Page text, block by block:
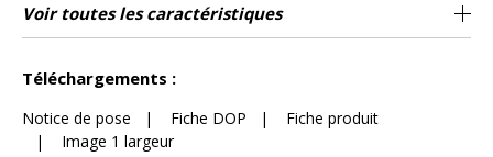
Largeur d’un
rouleau
70 cm / 28 inches
Longueur Vendu au rouleau de 10.05m / 11 yards
Raccord Raccord libre
Rapport
Vertical
0cm / 0 pouces
Poids g/m² 440
Description
produit
Texture rayure naturelle laminée
Entretien Lessivable
Pose colle Encollage du mur
Dépose Arrachage à sec
Norme COV A+
ASTME84 Class A
Norme
euroclass
B s2 d0
Pays d'origine Italie
Voir toutes les caractéristiques
Téléchargements :
Notice de pose | Fiche DOP |
Fiche produit
| Image 1 largeur